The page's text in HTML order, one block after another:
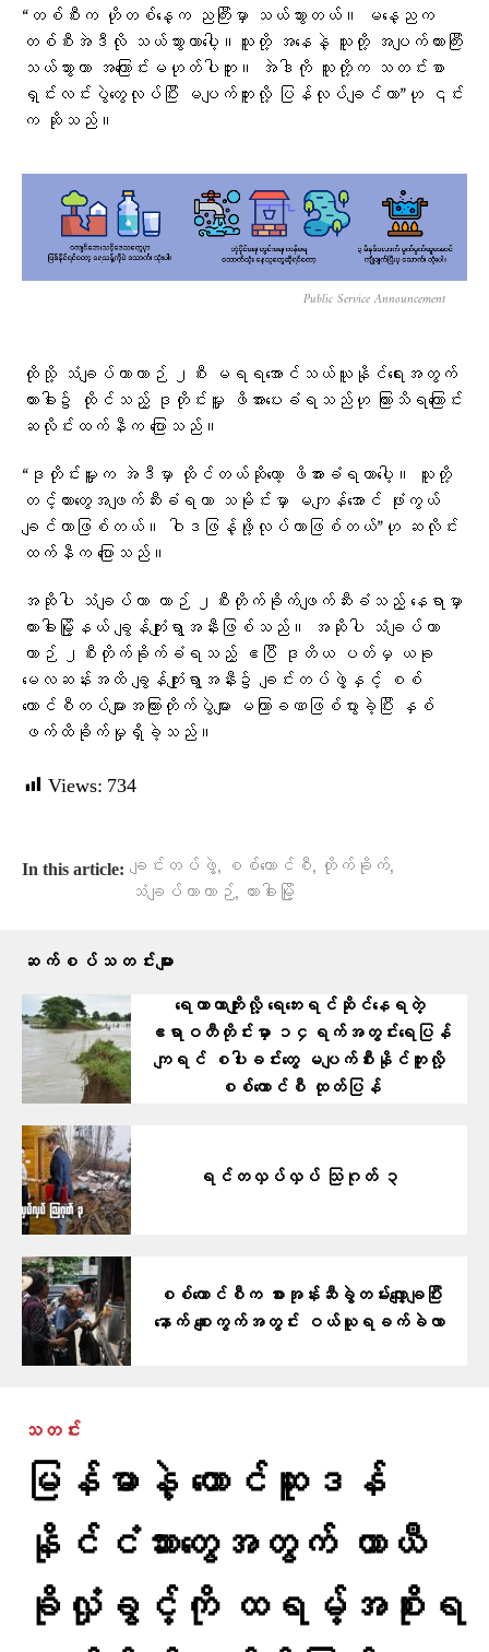
“တစ်စီးက ဟိုတစ်နေ့က ညကြီးမှာ သယ်သွားတယ်။ မနေ့ညက
တစ်စီးအဲဒီလို သယ်သွားတာပေါ့။သူတို့ အနေနဲ့ သူတို့ အပျက်ကားကြီး
သယ်သွားတာ အကြောင်းမဟုတ်ပါဘူး။ အဲဒါကို သူတို့က သတင်းစာ
ရှင်းလင်းပွဲတွေလုပ်ပြီး မပျက်ဘူးလို့ ပြန်လုပ်ချင်တာ”ဟု ၎င်း
က ဆိုသည်။
Public Service Announcement
ထိုသို့ သံချပ်ကာယာဉ် ၂စီး မရရအောင်သယ်ယူနိုင်ရေးအတွက်
ဟားခါး၌ ထိုင်သည့် ဒုတိုင်းမှူး ဖိအားပေးခံရသည်ဟု ကြားသိရကြောင်း
ဆလိုင်းထက်နီက ပြောသည်။
“ဒုတိုင်းမှူးက အဲဒီမှာ ထိုင်တယ်ဆိုတော့ ဖိအားခံရတာပေါ့။ သူတို့
တင့်ကားတွေအဖျက်ဆီးခံရတာ သမိုင်းမှာ မကျန်အောင် ဖုံးကွယ်
ချင်တာဖြစ်တယ်။ ဝါဒဖြန့်ဖို့လုပ်တာဖြစ်တယ်”ဟု ဆလိုင်း
ထက်နီက ပြောသည်။
အဆိုပါ သံချပ်ကာ ယာဉ် ၂စီးတိုက်ခိုက်ဖျက်ဆီးခံသည့် နေရာမှာ
ဟားခါးမြို့နယ် ချွန်ကျုံးရွာအနီးဖြစ်သည်။ အဆိုပါ သံချပ်ကာ
ယာဉ် ၂စီးတိုက်ခိုက်ခံရသည့် ဧပြီ ဒုတိယ ပတ်မှ ယခု
မေလဆန်းအထိ ချွန်ကျုံးရွာအနီး၌ ချင်းတပ်ဖွဲ့နှင့် စစ်
ကောင်စီတပ်များအကြားတိုက်ပွဲများ မကြာခဏဖြစ်ပွားခဲ့ပြီး နှစ်
ဖက်ထိခိုက်မှုရှိခဲ့သည်။
Views: 734
In this article: ချင်းတပ်ဖွဲ့, စစ်ကောင်စီ, တိုက်ခိုက်,
သံချပ်ကာယာဉ်, ဟားခါးမြို့
ဆက်စပ်သတင်းများ
ရေကာတာကျိုးလို့ ရေဘေးရင်ဆိုင်နေရတဲ့
ဧရာဝတီတိုင်းမှာ ၁၄ရက်အတွင်းရေပြန်
ကျရင် စပါးခင်းတွေ မပျက်စီးနိုင်ဘူးလို့
စစ်ကောင်စီ ထုတ်ပြန်
ရင်တလှပ်လှပ် သြဂုတ် ၃
စစ်ကောင်စီက စားအုန်းဆီခွဲတမ်းလျှော့ချပြီး
နောက် စျေးကွက်အတွင်း ဝယ်ယူရခက်ခဲလာ
သတင်း
မြန်မာနဲ့ တောင်ဆူဒန်
နိုင်ငံသားတွေအတွက် ယာယီ
ခိုလှုံခွင့်ကို ထရမ့်အစိုးရ